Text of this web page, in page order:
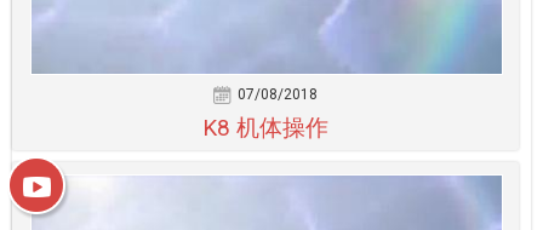
07/08/2018
K8 机体操作